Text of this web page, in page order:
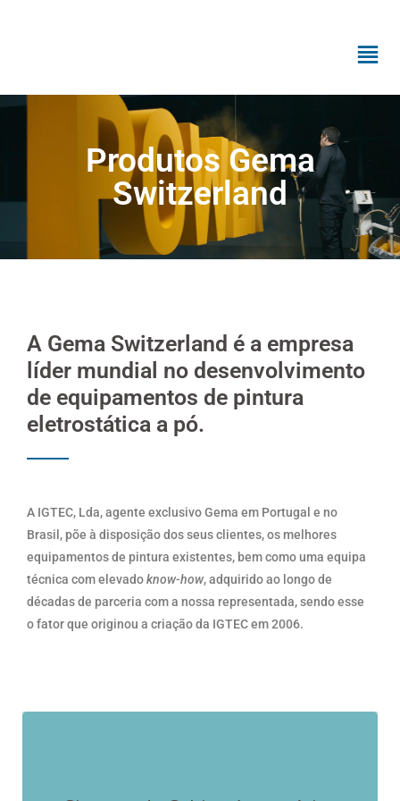
Produtos Gema
Switzerland
A Gema Switzerland é a empresa
líder mundial no desenvolvimento
de equipamentos de pintura
eletrostática a pó.
A IGTEC, Lda, agente exclusivo Gema em Portugal e no
Brasil, põe à disposição dos seus clientes, os melhores
equipamentos de pintura existentes, bem como uma equipa
técnica com elevadoknow-how, adquirido ao longo de
décadas de parceria com a nossa representada, sendo esse
o fator que originou a criação da IGTEC em 2006.